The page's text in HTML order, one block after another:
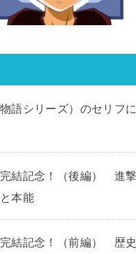
語シリーズ）のセリフ
完結記念！（後編） 進
本能
完結記念！（前編） 歴